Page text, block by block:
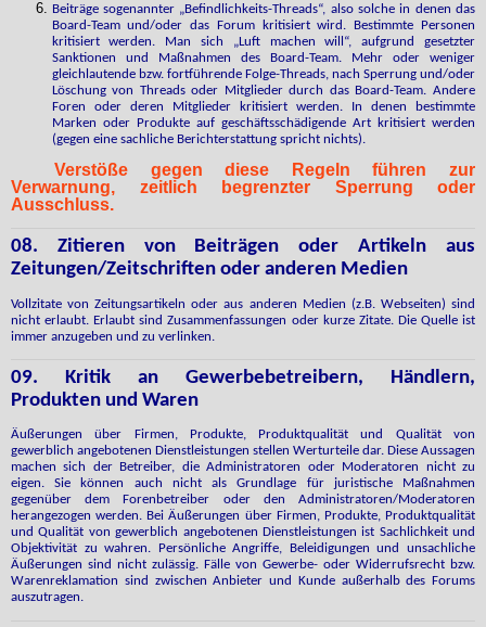
Beiträge sogenannter „Befindlichkeits-Threads“, also solche in denen das
Board-Team und/oder das Forum kritisiert wird. Bestimmte Personen
kritisiert werden. Man sich „Luft machen will“, aufgrund gesetzter
Sanktionen und Maßnahmen des Board-Team. Mehr oder weniger
gleichlautende bzw. fortführende Folge-Threads, nach Sperrung und/oder
Löschung von Threads oder Mitglieder durch das Board-Team. Andere
Foren oder deren Mitglieder kritisiert werden. In denen bestimmte
Marken oder Produkte auf geschäftsschädigende Art kritisiert werden
(gegen eine sachliche Berichterstattung spricht nichts).
Verstöße gegen diese Regeln führen zur
Verwarnung, zeitlich begrenzter Sperrung oder
Ausschluss.
08. Zitieren von Beiträgen oder Artikeln aus
Zeitungen/Zeitschriften oder anderen Medien
Vollzitate von Zeitungsartikeln oder aus anderen Medien (z.B. Webseiten) sind
nicht erlaubt. Erlaubt sind Zusammenfassungen oder kurze Zitate. Die Quelle ist
immer anzugeben und zu verlinken.
09. Kritik an Gewerbebetreibern, Händlern,
Produkten und Waren
Äußerungen über Firmen, Produkte, Produktqualität und Qualität von
gewerblich angebotenen Dienstleistungen stellen Werturteile dar. Diese Aussagen
machen sich der Betreiber, die Administratoren oder Moderatoren nicht zu
eigen. Sie können auch nicht als Grundlage für juristische Maßnahmen
gegenüber dem Forenbetreiber oder den Administratoren/Moderatoren
herangezogen werden. Bei Äußerungen über Firmen, Produkte, Produktqualität
und Qualität von gewerblich angebotenen Dienstleistungen ist Sachlichkeit und
Objektivität zu wahren. Persönliche Angriffe, Beleidigungen und unsachliche
Äußerungen sind nicht zulässig. Fälle von Gewerbe- oder Widerrufsrecht bzw.
Warenreklamation sind zwischen Anbieter und Kunde außerhalb des Forums
auszutragen.